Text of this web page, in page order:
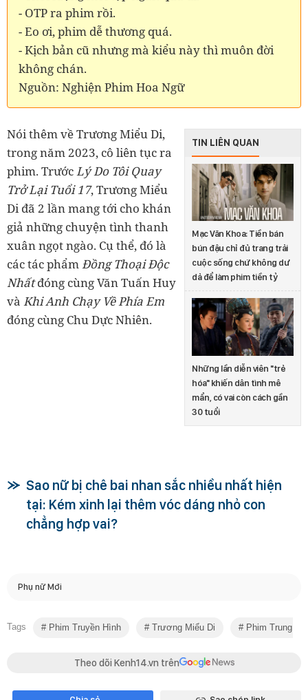
- OTP ra phim rồi.
- Eo ơi, phim dễ thương quá.
- Kịch bản cũ nhưng mà kiểu này thì muôn đời
không chán.
Nguồn: Nghiện Phim Hoa Ngữ
TIN LIÊN QUAN
Mạc Văn Khoa: Tiền bán
bún đậu chỉ đủ trang trải
cuộc sống chứ không dư
dả để làm phim tiền tỷ
Những lần diễn viên "trẻ
hóa" khiến dân tình mê
mẩn, có vai còn cách gần
30 tuổi
Nói thêm về Trương Miểu Di,
trong năm 2023, cô liên tục ra
phim. TrướcLý Do Tôi Quay
Trở Lại Tuổi 17, Trương Miểu
Di đã 2 lần mang tới cho khán
giả những chuyện tình thanh
xuân ngọt ngào. Cụ thể, đó là
các tác phẩmĐồng Thoại Độc
Nhấtđóng cùng Văn Tuấn Huy
và Khi Anh Chạy Về Phía Em
đóng cùng Chu Dực Nhiên.
Sao nữ bị chê bai nhan sắc nhiều nhất hiện
tại: Kém xinh lại thêm vóc dáng nhỏ con
chẳng hợp vai?
Phụ nữ Mới
Tags Phim Truyền Hình Trương Miểu Di Phim Trung
Theo dõi Kenh14.vn trên